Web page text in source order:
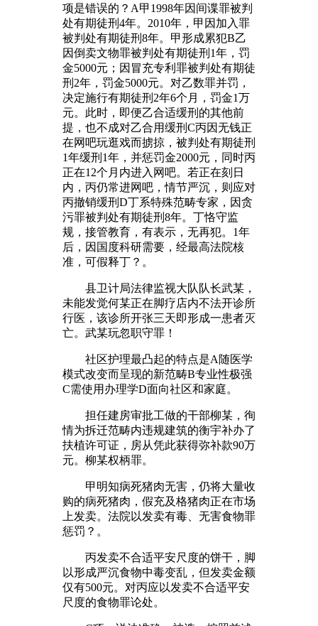
项是错误的？A甲1998年因间谍罪被判
处有期徒刑4年。2010年，甲因加入罪
被判处有期徒刑8年。甲形成累犯B乙
因倒卖文物罪被判处有期徒刑1年，罚
金5000元；因冒充专利罪被判处有期徒
刑2年，罚金5000元。对乙数罪并罚，
决定施行有期徒刑2年6个月，罚金1万
元。此时，即便乙合适缓刑的其他前
提，也不成对乙合用缓刑C丙因无钱正
在网吧玩逛戏而掳掠，被判处有期徒刑
1年缓刑1年，并惩罚金2000元，同时丙
正在12个月内进入网吧。若正在刻日
内，丙仍常进网吧，情节严沉，则应对
丙撤销缓刑D丁系特殊范畴专家，因贪
污罪被判处有期徒刑8年。丁恪守监
规，接管教育，有表示，无再犯。1年
后，因国度科研需要，经最高法院核
准，可假释丁？。
县卫计局法律监视大队队长武某，
未能发觉何某正在脚疗店内不法开诊所
行医，该诊所开张三天即形成一患者灭
亡。武某玩忽职守罪！
社区护理最凸起的特点是A随医学
模式改变而呈现的新范畴B专业性极强
C需使用办理学D面向社区和家庭。
担任建房审批工做的干部柳某，徇
情为拆迁范畴内违规建筑的衡宇补办了
扶植许可证，房从凭此获得弥补款90万
元。柳某权柄罪。
甲明知病死猪肉无害，仍将大量收
购的病死猪肉，假充及格猪肉正在市场
上发卖。法院以发卖有毒、无害食物罪
惩罚？。
丙发卖不合适平安尺度的饼干，脚
以形成严沉食物中毒变乱，但发卖金额
仅有500元。对丙应以发卖不合适平安
尺度的食物罪论处。